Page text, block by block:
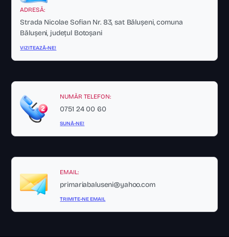
ADRESĂ:
Strada Nicolae Sofian Nr. 83, sat Bălușeni, comuna
Bălușeni, județul Botoșani
VIZITEAZĂ-NE!
NUMĂR TELEFON:
0751 24 00 60
SUNĂ-NE!
EMAIL:
primariabaluseni@yahoo.com
TRIMITE-NE EMAIL